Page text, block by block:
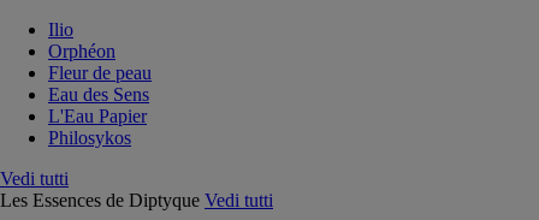
Ilio
Orphéon
Fleur de peau
Eau des Sens
L'Eau Papier
Philosykos
Vedi tutti
Les Essences de Diptyque Vedi tutti